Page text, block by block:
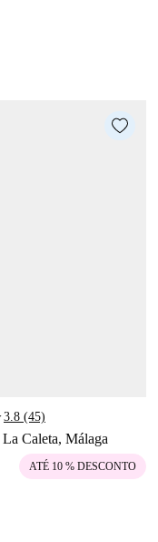
3.8 (45)
Caleta, Málaga
ATÉ 10 % DESCONTO